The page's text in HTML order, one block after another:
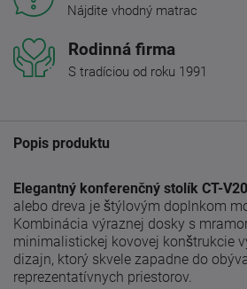
Nájdite vhodný matrac
Rodinná firma
S tradíciou od roku 1991
Popis produktu
Elegantný konferenčný stolík CT-
alebo dreva je štýlovým doplnkom
Kombinácia výraznej dosky s
minimalistickej kovovej konštrukcie
dizajn, ktorý skvele zapadne do
reprezentatívnych priestorov.